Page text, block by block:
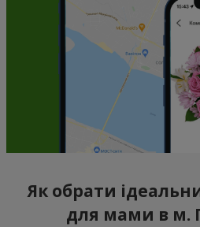
Як обрати
для мами в м.